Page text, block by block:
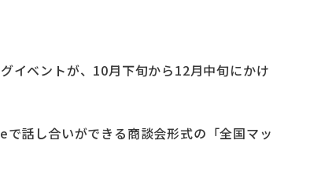
イベントが、10月下旬から12月中旬にかけ
話し合いができる商談会形式の「全国マッ